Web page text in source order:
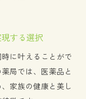
する選択
に叶えることがで
局では、医薬品と
家族の健康と美し